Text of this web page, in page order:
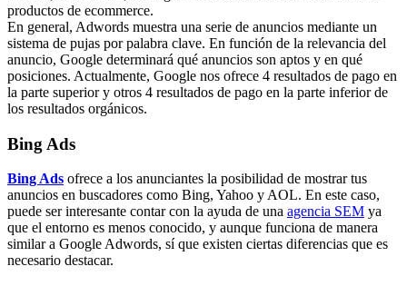
productos de ecommerce.
En general, Adwords muestra una serie de anuncios mediante un
sistema de pujas por palabra clave. En función de la relevancia del
anuncio, Google determinará qué anuncios son aptos y en qué
posiciones. Actualmente, Google nos ofrece 4 resultados de pago en
la parte superior y otros 4 resultados de pago en la parte inferior de
los resultados orgánicos.
Bing Ads
Bing Ads ofrece a los anunciantes la posibilidad de mostrar tus
anuncios en buscadores como Bing, Yahoo y AOL. En este caso,
puede ser interesante contar con la ayuda de una agencia SEM ya
que el entorno es menos conocido, y aunque funciona de manera
similar a Google Adwords, sí que existen ciertas diferencias que es
necesario destacar.